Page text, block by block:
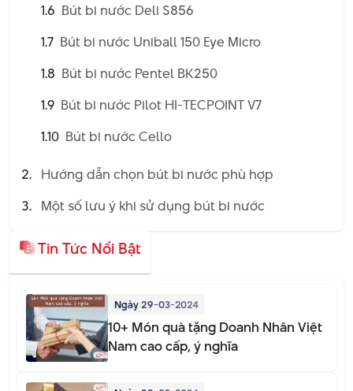
1.6 Bút bi nước Deli S856
1.7 Bút bi nước Uniball 150 Eye Micro
1.8 Bút bi nước Pentel BK250
1.9 Bút bi nước Pilot HI-TECPOINT V7
1.10 Bút bi nước Cello
Hướng dẫn chọn bút bi nước phù hợp
Một số lưu ý khi sử dụng bút bi nước
Tin Tức Nổi Bật
Ngày 29-03-2024
10+ Món quà tặng Doanh Nhân Việt
Nam cao cấp, ý nghĩa